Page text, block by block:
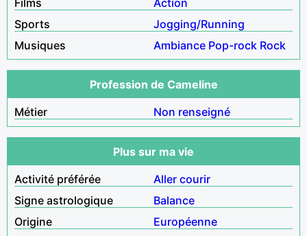
Sports
Jogging/Running
Musiques
Ambiance Pop-rock Rock
Profession de Cameline
Métier
Non renseigné
Plus sur ma vie
Activité préférée
Aller courir
Signe astrologique
Balance
Origine
Européenne